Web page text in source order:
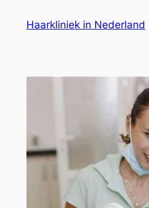
Haarkliniek in Nederland